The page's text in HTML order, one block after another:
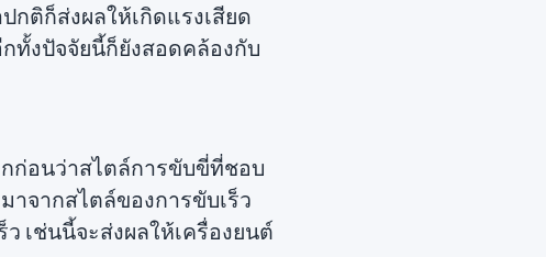
ติก็ส่งผลให้เกิดแรงเสียด
ทั้งปัจจัยนี้ก็ยังสอดคล้องกับ
ก่อนว่าสไตล์การขับขี่ที่ชอบ
จากสไตล์ของการขับเร็ว
เช่นนี้จะส่งผลให้เครื่องยนต์